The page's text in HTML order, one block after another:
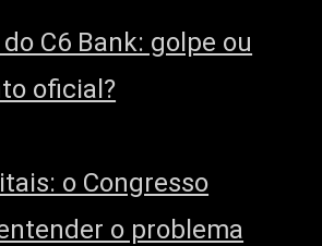
C6 Bank: golpe ou
oficial?
o Congresso
o problema